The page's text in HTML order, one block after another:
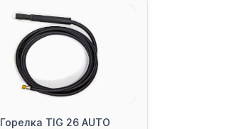
Горелка TIG 26 AUTO